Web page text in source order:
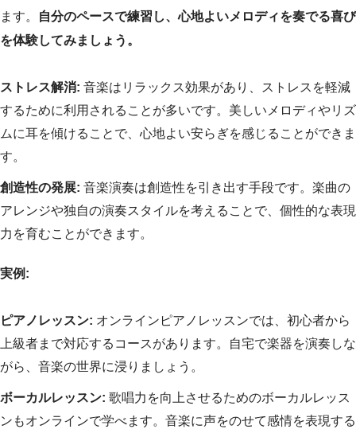
ます。
自分のペースで練習し、心地よいメロディを奏でる喜び
を体験してみましょう。
ストレス解消: 音楽はリラックス効果があり、ストレスを軽減
するために利用されることが多いです。美しいメロディやリズ
ムに耳を傾けることで、心地よい安らぎを感じることができま
す。
創造性の発展: 音楽演奏は創造性を引き出す手段です。楽曲の
アレンジや独自の演奏スタイルを考えることで、個性的な表現
力を育むことができます。
実例:
ピアノレッスン: オンラインピアノレッスンでは、初心者から
上級者まで対応するコースがあります。自宅で楽器を演奏しな
がら、音楽の世界に浸りましょう。
ボーカルレッスン: 歌唱力を向上させるためのボーカルレッス
ンもオンラインで学べます。音楽に声をのせて感情を表現する